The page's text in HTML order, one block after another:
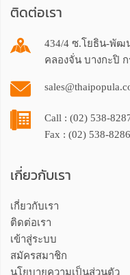
ติดต่อเรา
434/4 ซ.โยธิน-พัฒ
คลองจั่น บางกะปิ ก
Call : (02) 538-
Fax : (02) 538-8286
เกี่ยวกับเรา
เกี่ยวกับเรา
ติดต่อเรา
เข้าสู่ระบบ
สมัครสมาชิก
นโยบายความเป็นส่วนตัว